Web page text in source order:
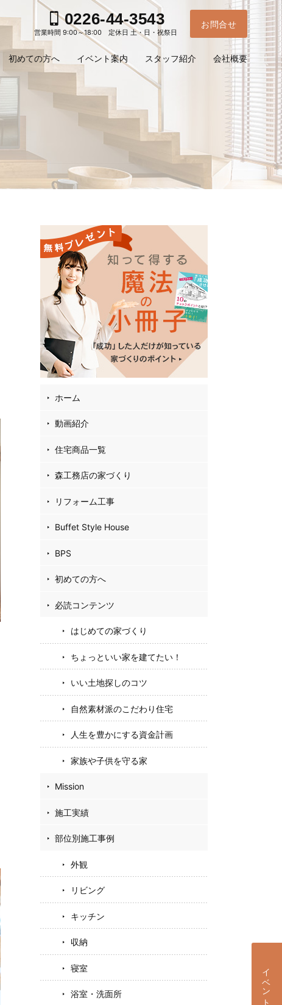
ホーム
動画紹介
住宅商品一覧
森工務店の家づくり
リフォーム工事
Buffet Style House
BPS
初めての方へ
必読コンテンツ
はじめての家づくり
ちょっといい家を建てたい！
いい土地探しのコツ
自然素材派のこだわり住宅
人生を豊かにする資金計画
家族や子供を守る家
Mission
施工実績
部位別施工事例
外観
リビング
キッチン
収納
寝室
浴室・洗面所
初めての方へ イベント案内 スタッフ紹介 会社概要
0226-44-3543
営業時間 9:00～18:00 定休日 土・日・祝祭日
お問合せ
イベント予約